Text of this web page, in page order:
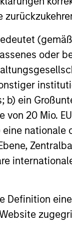
oder
b) ein
20 Mio.
eine
Definition
to
intersection of
real-world
Longer-
more on
fleet learning.
examine how
to
roles.
Members.
is for